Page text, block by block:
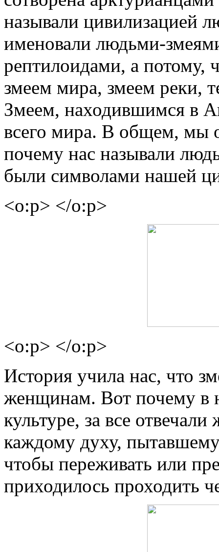
называли цивилизацией
именовали людьми-
рептилоидами, а потому,
змеем мира, змеем реки,
Змеем, находившимся в
всего мира. В общем, мы
почему нас называли
были символами нашей
<o:p> </o:p>
<o:p> </o:p>
История учила нас, что
женщинам. Вот почему в
культуре, за все
каждому духу,
чтобы переживать или
приходилось проходить